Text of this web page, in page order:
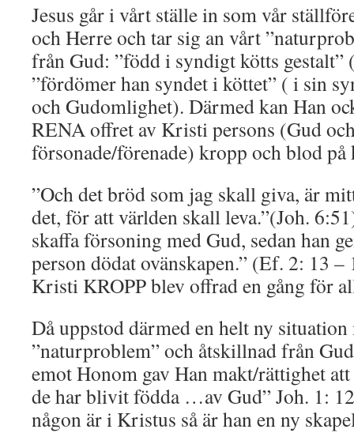
Jesus går i vårt ställe in som vår
och Herre och tar sig an vårt
från Gud: ”född i syndigt kötts
”fördömer han syndet i köttet” ( i sin
och Gudomlighet). Därmed kan Han
RENA offret av Kristi persons (Gud
försonade/förenade) kropp och blod på
”Och det bröd som jag skall giva, är
det, för att världen skall leva.”(Joh.
skaffa försoning med Gud, sedan han
person dödat ovänskapen.” (Ef. 2: 13 –
Kristi KROPP blev offrad en gång för
Då uppstod därmed en helt ny
”naturproblem” och åtskillnad från
emot Honom gav Han makt/rättighet
de har blivit födda …av Gud” Joh. 1:
någon är i Kristus så är han en ny